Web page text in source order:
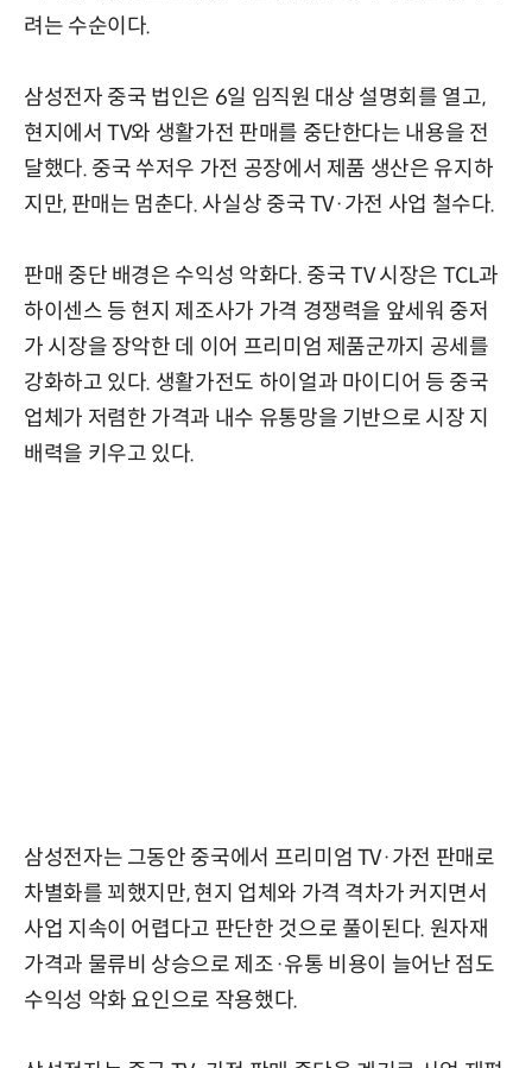
려는 수순이다.
삼성전자 중국 법인은 6일 임직원 대상 설명회를 열고,
현지에서 TV와 생활가전 판매를 중단한다는 내용을 전
달했다. 중국 쑤저우 가전 공장에서 제품 생산은 유지하
지만, 판매는 멈춘다. 사실상 중국 TV·가전 사업 철수다.
판매 중단 배경은 수익성 악화다. 중국 TV 시장은 TCL과
하이센스 등 현지 제조사가 가격 경쟁력을 앞세워 중저
가 시장을 장악한 데 이어 프리미엄 제품군까지 공세를
강화하고 있다. 생활가전도 하이얼과 마이디어 등 중국
업체가 저렴한 가격과 내수 유통망을 기반으로 시장 지
배력을 키우고 있다.
삼성전자는 그동안 중국에서 프리미엄 TV·가전 판매로
차별화를 꾀했지만, 현지 업체와 가격 격차가 커지면서
사업 지속이 어렵다고 판단한 것으로 풀이된다. 원자재
가격과 물류비 상승으로 제조·유통 비용이 늘어난 점도
수익성 악화 요인으로 작용했다.